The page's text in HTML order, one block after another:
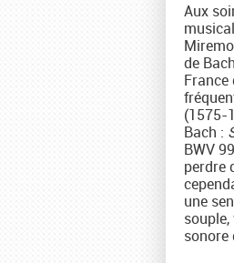
Aux
de
(1575-
Bach :
BWV
perdre
une
sonore